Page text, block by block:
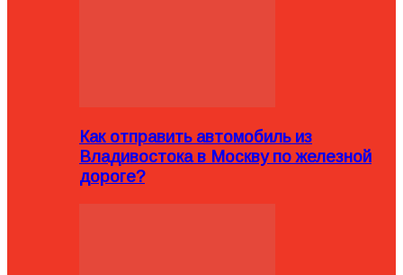
Как отправить автомобиль из
Владивостока в Москву по железной
дороге?